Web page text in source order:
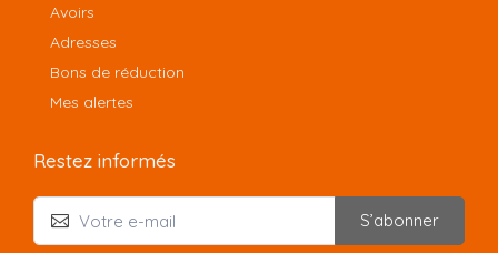
Avoirs
Adresses
Bons de réduction
Mes alertes
Restez informés
S’abonner